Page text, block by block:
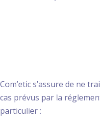
Com’etic s’assure de ne
cas prévus par la
particulier :